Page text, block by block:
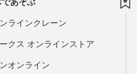
ラインクレーン
クス オンラインストア
オンライン